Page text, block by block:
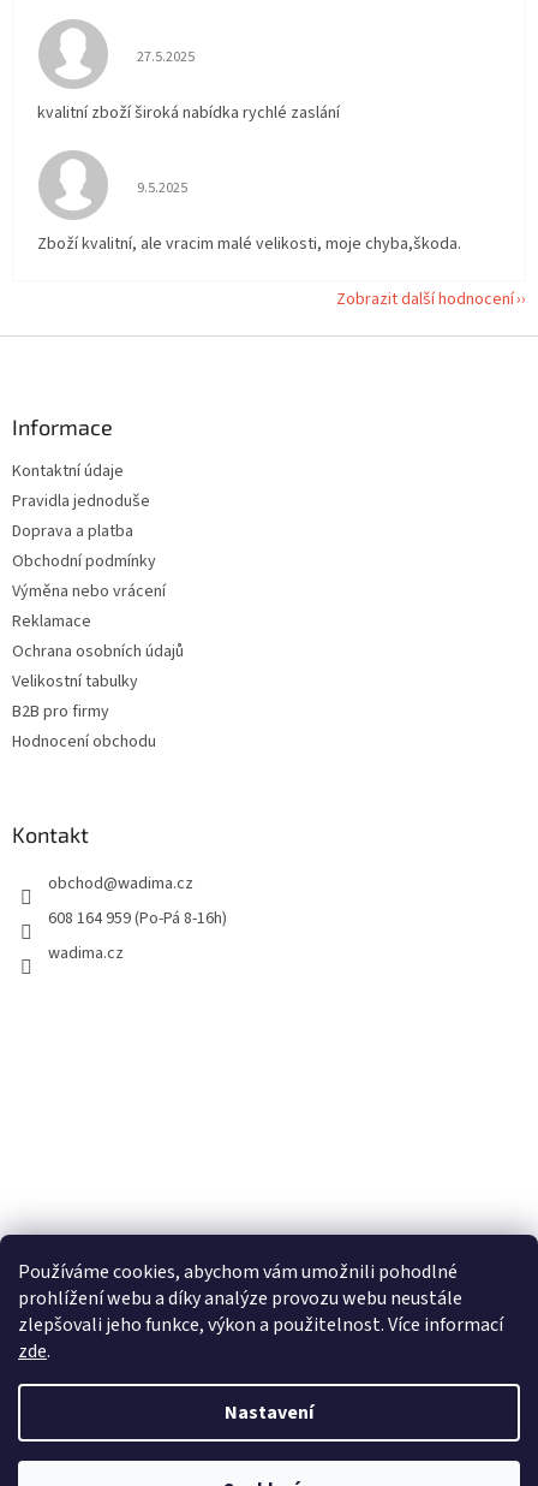
Používáme cookies, abychom vám umožnili pohodlné
prohlížení webu a díky analýze provozu webu neustále
zlepšovali jeho funkce, výkon a použitelnost. Více informací
zde.
Nastavení
Hodnocení obchodu je 5 z 5 hvězdiček.
27.5.2025
kvalitní zboží široká nabídka rychlé zaslání
Hodnocení obchodu je 5 z 5 hvězdiček.
9.5.2025
Zboží kvalitní, ale vracim malé velikosti, moje chyba,škoda.
Zobrazit další hodnocení
Informace
Kontaktní údaje
Pravidla jednoduše
Doprava a platba
Obchodní podmínky
Výměna nebo vrácení
Reklamace
Ochrana osobních údajů
Velikostní tabulky
B2B pro firmy
Hodnocení obchodu
Kontakt
obchod@wadima.cz
608 164 959 (Po-Pá 8-16h)
wadima.cz
Copyright 2026wadima.cz - kvalitní oblečení a prádlo pro